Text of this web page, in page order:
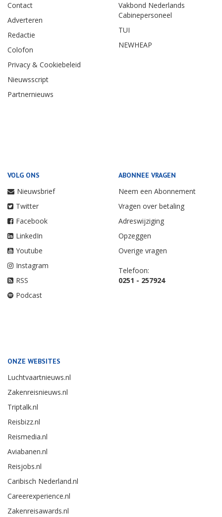
Contact
Adverteren
Redactie
Colofon
Privacy & Cookiebeleid
Nieuwsscript
Partnernieuws
Vakbond Nederlands
Cabinepersoneel
TUI
NEWHEAP
VOLG ONS
Nieuwsbrief
Twitter
Facebook
LinkedIn
Youtube
Instagram
RSS
Podcast
ABONNEE VRAGEN
Neem een Abonnement
Vragen over betaling
Adreswijziging
Opzeggen
Overige vragen
Telefoon:
0251 - 257924
ONZE WEBSITES
Luchtvaartnieuws.nl
Zakenreisnieuws.nl
Triptalk.nl
Reisbizz.nl
Reismedia.nl
Aviabanen.nl
Reisjobs.nl
Caribisch Nederland.nl
Careerexperience.nl
Zakenreisawards.nl